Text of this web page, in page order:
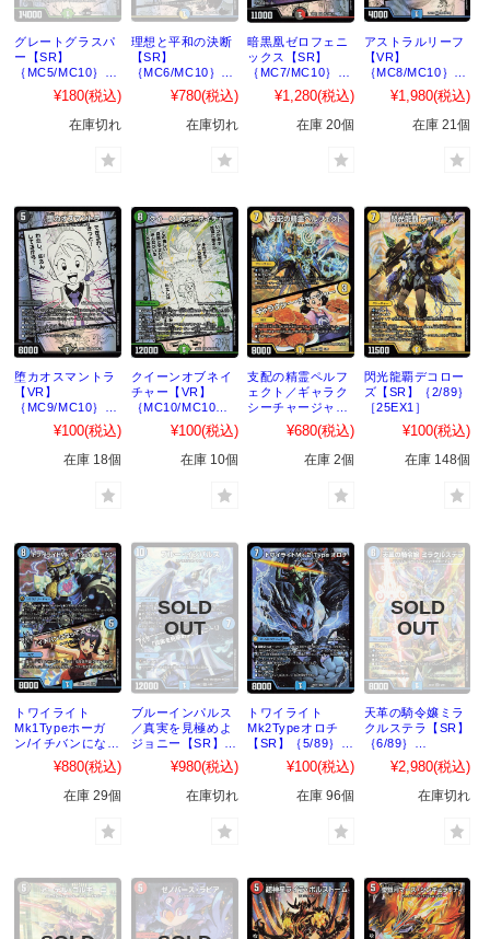
グレートグラスパ
ー【SR】
｛MC5/MC10｝
［25EX1］
¥180(税込)
在庫切れ
理想と平和の決断
【SR】
｛MC6/MC10｝
［25EX1］
¥780(税込)
在庫切れ
暗黒凰ゼロフェニ
ックス【SR】
｛MC7/MC10｝
［25EX1］
¥1,280(税込)
在庫 20個
アストラルリーフ
【VR】
｛MC8/MC10｝
［25EX1］
¥1,980(税込)
在庫 21個
堕カオスマントラ
【VR】
｛MC9/MC10｝
［25EX1］
¥100(税込)
在庫 18個
クイーンオブネイ
チャー【VR】
｛MC10/MC10｝
［25EX1］
¥100(税込)
在庫 10個
支配の精霊ペルフ
ェクト／ギャラク
シーチャージャー
【SR】｛1/89｝
［25EX1］
¥680(税込)
在庫 2個
閃光龍覇デコロー
ズ【SR】｛2/89｝
［25EX1］
¥100(税込)
在庫 148個
トワイライト
Mk1Typeホーガ
ン/イチバンになっ
てみせる【SR】
｛3/89｝
［25EX1］
¥880(税込)
在庫 29個
ブルーインパルス
／真実を見極めよ
ジョニー【SR】
｛4/89｝
［25EX1］
¥980(税込)
在庫切れ
トワイライト
Mk2Typeオロチ
【SR】｛5/89｝
［25EX1］
¥100(税込)
在庫 96個
天革の騎令嬢ミラ
クルステラ【SR】
｛6/89｝
［25EX1］
¥2,980(税込)
在庫切れ